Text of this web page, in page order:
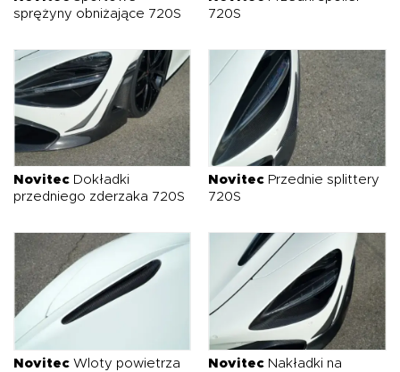
sprężyny obniżające 720S
720S
Novitec Dokładki
przedniego zderzaka 720S
Novitec Przednie splittery
720S
Novitec Wloty powietrza
Novitec Nakładki na